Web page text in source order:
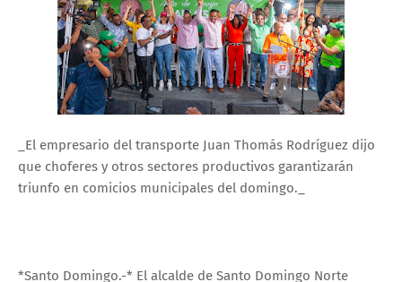
_El empresario del transporte Juan Thomás Rodríguez dijo
que choferes y otros sectores productivos garantizarán
triunfo en comicios municipales del domingo._
*Santo Domingo.-* El alcalde de Santo Domingo Norte